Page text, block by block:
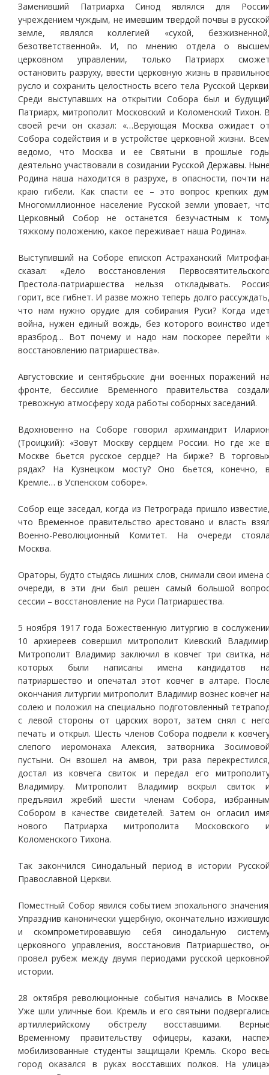
Заменивший Патриарха Синод являлся для
учреждением чуждым, не имевшим твердой почвы в
земле, являлся коллегией «сухой,
безответственной». И, по мнению отдела о
церковном управлении, только Патриарх
остановить разруху, ввести церковную жизнь в
русло и сохранить целостность всего тела Русской
Среди выступавших на открытии Собора был и
Патриарх, митрополит Московский и Коломенский Тихон.
своей речи он сказал: «…Верующая Москва ожидает
Собора содействия и в устройстве церковной жизни.
ведомо, что Москва и ее Святыни в прошлые
деятельно участвовали в созидании Русской Державы.
Родина наша находится в разрухе, в опасности, почти
краю гибели. Как спасти ее – это вопрос крепких
Многомиллионное население Русской земли уповает,
Церковный Собор не останется безучастным к
тяжкому положению, какое переживает наша Родина».
Выступивший на Соборе епископ Астраханский
сказал: «Дело восстановления
Престола-патриаршества нельзя откладывать.
горит, все гибнет. И разве можно теперь долго
что нам нужно орудие для собирания Руси? Когда
война, нужен единый вождь, без которого воинство
вразброд… Вот почему и надо нам поскорее перейти
восстановлению патриаршества».
Августовские и сентябрьские дни военных поражений
фронте, бессилие Временного правительства
тревожную атмосферу хода работы соборных заседаний.
Вдохновенно на Соборе говорил архимандрит
(Троицкий): «Зовут Москву сердцем России. Но где же
Москве бьется русское сердце? На бирже? В
рядах? На Кузнецком мосту? Оно бьется, конечно,
Кремле… в Успенском соборе».
Собор еще заседал, когда из Петрограда пришло
что Временное правительство арестовано и власть
Военно-Революционный Комитет. На очереди
Москва.
Ораторы, будто стыдясь лишних слов, снимали свои имена
очереди, в эти дни был решен самый большой
сессии – восстановление на Руси Патриаршества.
5 ноября 1917 года Божественную литургию в
10 архиереев совершил митрополит Киевский
Митрополит Владимир заключил в ковчег три свитка,
которых были написаны имена кандидатов
патриаршество и опечатал этот ковчег в алтаре.
окончания литургии митрополит Владимир вознес ковчег
солею и положил на специально подготовленный
с левой стороны от царских ворот, затем снял с
печать и открыл. Шесть членов Собора подвели к
слепого иеромонаха Алексия, затворника
пустыни. Он взошел на амвон, три раза
достал из ковчега свиток и передал его
Владимиру. Митрополит Владимир вскрыл свиток
предъявил жребий шести членам Собора,
Собором в качестве свидетелей. Затем он огласил
нового Патриарха митрополита Московского
Коломенского Тихона.
Так закончился Синодальный период в истории
Православной Церкви.
Поместный Собор явился событием эпохального
Упразднив канонически ущербную, окончательно
и скомпрометировавшую себя синодальную
церковного управления, восстановив Патриаршество,
провел рубеж между двумя периодами русской
истории.
28 октября революционные события начались в
Уже шли уличные бои. Кремль и его святыни
артиллерийскому обстрелу восставшими.
Временному правительству офицеры, казаки,
мобилизованные студенты защищали Кремль. Скоро
город оказался в руках восставших полков. На